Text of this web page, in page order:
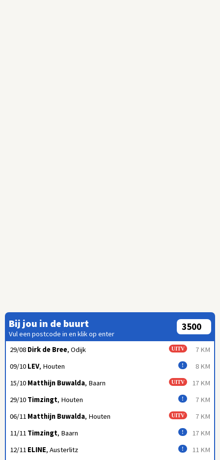
Bij jou in de buurt
Vul een postcode in en klik op enter
7 KM
UITV
29/08 Dirk de Bree, Odijk
8 KM
!
09/10 LEV, Houten
17 KM
UITV
15/10 Matthijn Buwalda, Baarn
7 KM
!
29/10 Timzingt, Houten
7 KM
UITV
06/11 Matthijn Buwalda, Houten
17 KM
!
11/11 Timzingt, Baarn
11 KM
!
12/11 ELINE, Austerlitz